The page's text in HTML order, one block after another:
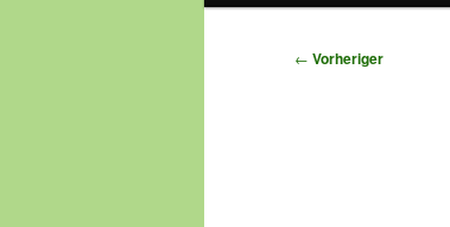
Beitragsnavigation
← Vorheriger